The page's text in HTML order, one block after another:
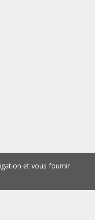
et vous fournir